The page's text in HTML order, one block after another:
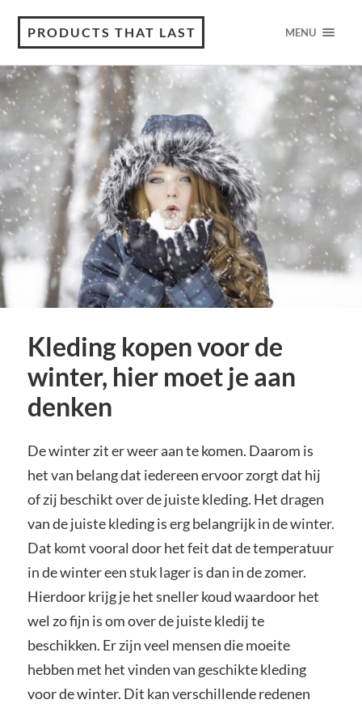
PRODUCTS THAT LAST MENU
Kleding kopen voor de
winter, hier moet je aan
denken
De winter zit er weer aan te komen. Daarom is
het van belang dat iedereen ervoor zorgt dat hij
of zij beschikt over de juiste kleding. Het dragen
van de juiste kleding is erg belangrijk in de winter.
Dat komt vooral door het feit dat de temperatuur
in de winter een stuk lager is dan in de zomer.
Hierdoor krijg je het sneller koud waardoor het
wel zo fijn is om over de juiste kledij te
beschikken. Er zijn veel mensen die moeite
hebben met het vinden van geschikte kleding
voor de winter. Dit kan verschillende redenen